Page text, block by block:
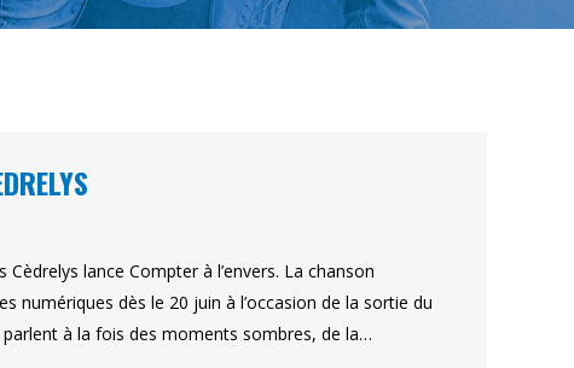
lance Compter à l’envers. La chanson
dès le 20 juin à l’occasion de la sortie du
parlent à la fois des moments sombres, de la…